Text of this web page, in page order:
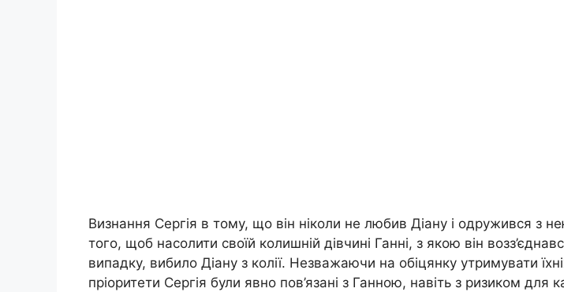
Визнання Сергія в тому, що він ніколи не любив Діану і одружився з
того, щоб насолити своїй колишній дівчині Ганні, з якою він
випадку, вибило Діану з колії. Незважаючи на обіцянку утримувати
пріоритети Сергія були явно пов’язані з Ганною, навіть з ризиком для